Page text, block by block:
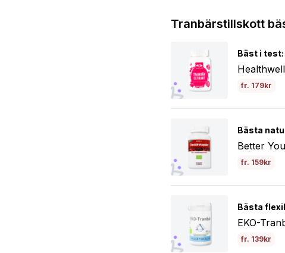
Tranbärstillskott
Bäst i test:
fr. 179kr
Bästa
Better
fr. 159kr
Bästa
EKO-
fr. 139kr